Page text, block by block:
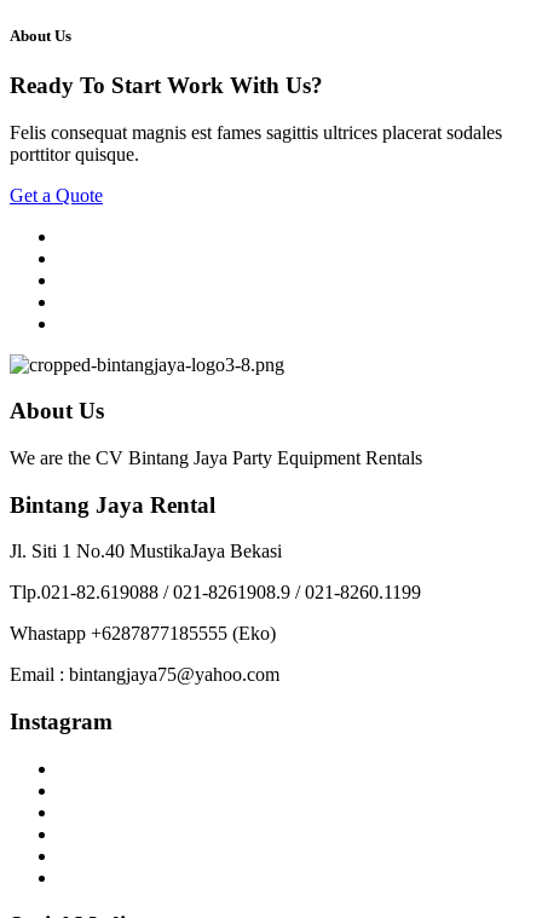
About Us
Ready To Start Work With Us?
Felis consequat magnis est fames sagittis ultrices placerat sodales
porttitor quisque.
Get a Quote
About Us
We are the CV Bintang Jaya Party Equipment Rentals
Bintang Jaya Rental
Jl. Siti 1 No.40 MustikaJaya Bekasi
Tlp.021-82.619088 / 021-8261908.9 / 021-8260.1199
Whastapp +6287877185555 (Eko)
Email : bintangjaya75@yahoo.com
Instagram